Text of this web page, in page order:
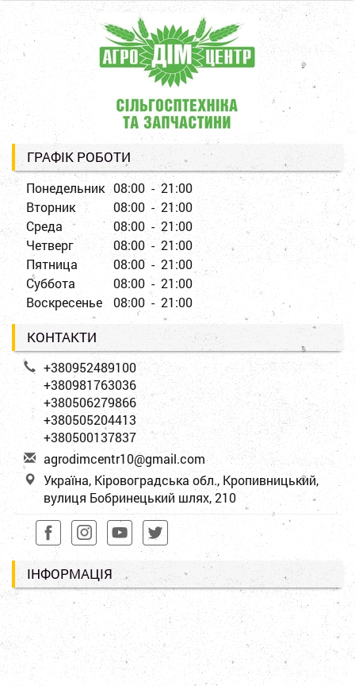
ГРАФІК РОБОТИ
Понедельник 08:00 - 21:00
Вторник
08:00 - 21:00
Среда
08:00 - 21:00
Четверг
08:00 - 21:00
Пятница
08:00 - 21:00
Суббота
08:00 - 21:00
Воскресенье
08:00 - 21:00
КОНТАКТИ
+380952489100
+380981763036
+380506279866
+380505204413
+380500137837
agrodimcentr10@gmail.com
Україна, Кіровоградська обл., Кропивницький,
вулиця Бобринецький шлях, 210
ІНФОРМАЦІЯ